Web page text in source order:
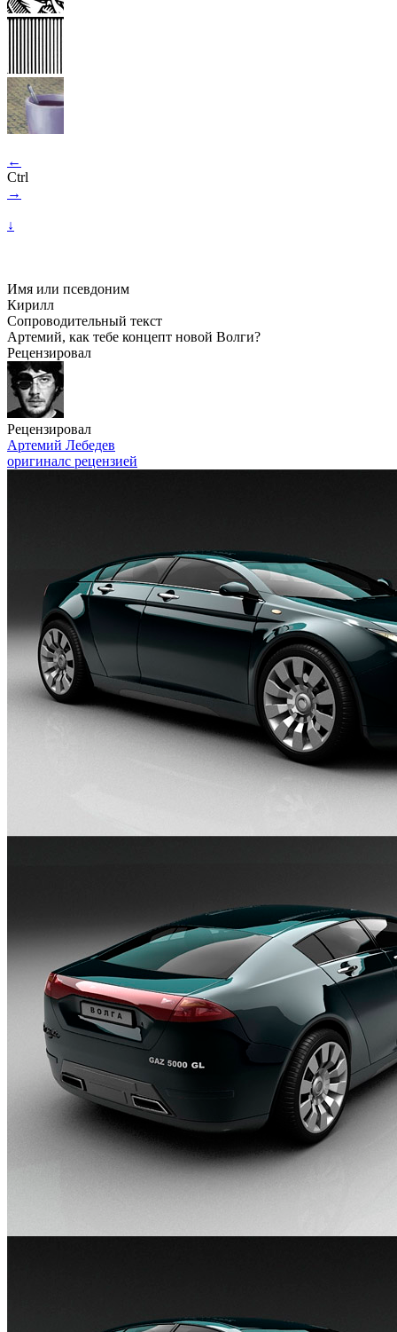
←
Ctrl
→
↓
Имя или псевдоним
Кирилл
Сопроводительный текст
Артемий, как тебе концепт новой Волги?
Рецензировал
Рецензировал
Артемий Лебедев
оригиналс рецензией